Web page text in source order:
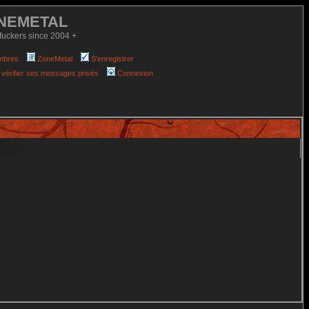
since 2004 +
ZoneMetal
S'enregistrer
ses messages privés Connexion